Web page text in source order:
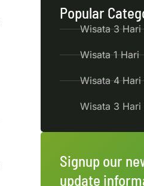
Popular
Wisata 3 Hari
Wisata 1 Hari
Wisata 4 Hari
Wisata 3 Hari
Signup our
update